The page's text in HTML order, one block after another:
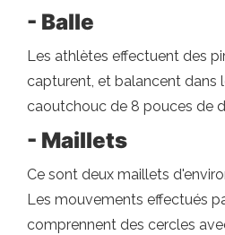
- Balle
Les athlètes effectuent des
capturent, et balancent dans
caoutchouc de 8 pouces de
- Maillets
Ce sont deux maillets
Les mouvements effectués
comprennent des cercles